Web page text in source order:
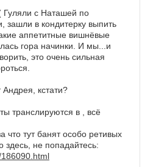
Гуляли с Наташей по
зашли в кондитерку выпить
аппетитные вишнёвые
гора начинки. И мы...и
это очень сильная
кстати?
транслируются в , всё
что тут банят особо ретивых
не попадайтесь: